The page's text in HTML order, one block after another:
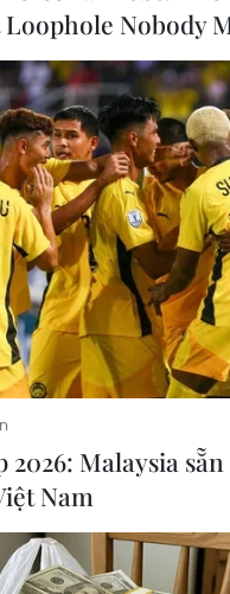
QUAN
Nobody
2026: Malaysia
Nam